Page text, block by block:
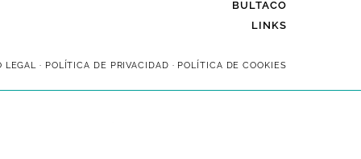
BULTACO
LINKS
LEGAL · POLÍTICA DE PRIVACIDAD · POLÍTICA DE COOKIES